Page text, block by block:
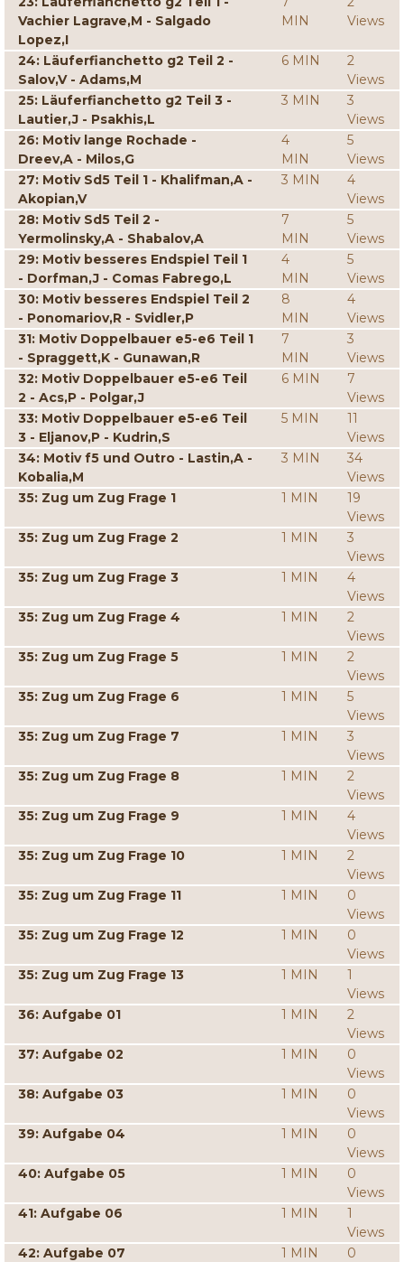
Vachier Lagrave,M - Salgado
Lopez,I
MIN
Views
24: Läuferfianchetto g2 Teil 2 -
Salov,V - Adams,M
6 MIN
2
Views
25: Läuferfianchetto g2 Teil 3 -
Lautier,J - Psakhis,L
3 MIN
3
Views
26: Motiv lange Rochade -
Dreev,A - Milos,G
4
MIN
5
Views
27: Motiv Sd5 Teil 1 - Khalifman,A -
Akopian,V
3 MIN
4
Views
28: Motiv Sd5 Teil 2 -
Yermolinsky,A - Shabalov,A
7
MIN
5
Views
29: Motiv besseres Endspiel Teil 1
- Dorfman,J - Comas Fabrego,L
4
MIN
5
Views
30: Motiv besseres Endspiel Teil 2
- Ponomariov,R - Svidler,P
8
MIN
4
Views
31: Motiv Doppelbauer e5-e6 Teil 1
- Spraggett,K - Gunawan,R
7
MIN
3
Views
32: Motiv Doppelbauer e5-e6 Teil
2 - Acs,P - Polgar,J
6 MIN
7
Views
33: Motiv Doppelbauer e5-e6 Teil
3 - Eljanov,P - Kudrin,S
5 MIN
11
Views
34: Motiv f5 und Outro - Lastin,A -
Kobalia,M
3 MIN
34
Views
35: Zug um Zug Frage 1
1 MIN
19
Views
35: Zug um Zug Frage 2
1 MIN
3
Views
35: Zug um Zug Frage 3
1 MIN
4
Views
35: Zug um Zug Frage 4
1 MIN
2
Views
35: Zug um Zug Frage 5
1 MIN
2
Views
35: Zug um Zug Frage 6
1 MIN
5
Views
35: Zug um Zug Frage 7
1 MIN
3
Views
35: Zug um Zug Frage 8
1 MIN
2
Views
35: Zug um Zug Frage 9
1 MIN
4
Views
35: Zug um Zug Frage 10
1 MIN
2
Views
35: Zug um Zug Frage 11
1 MIN
0
Views
35: Zug um Zug Frage 12
1 MIN
0
Views
35: Zug um Zug Frage 13
1 MIN
1
Views
36: Aufgabe 01
1 MIN
2
Views
37: Aufgabe 02
1 MIN
0
Views
38: Aufgabe 03
1 MIN
0
Views
39: Aufgabe 04
1 MIN
0
Views
40: Aufgabe 05
1 MIN
0
Views
41: Aufgabe 06
1 MIN
1
Views
42: Aufgabe 07
1 MIN
0